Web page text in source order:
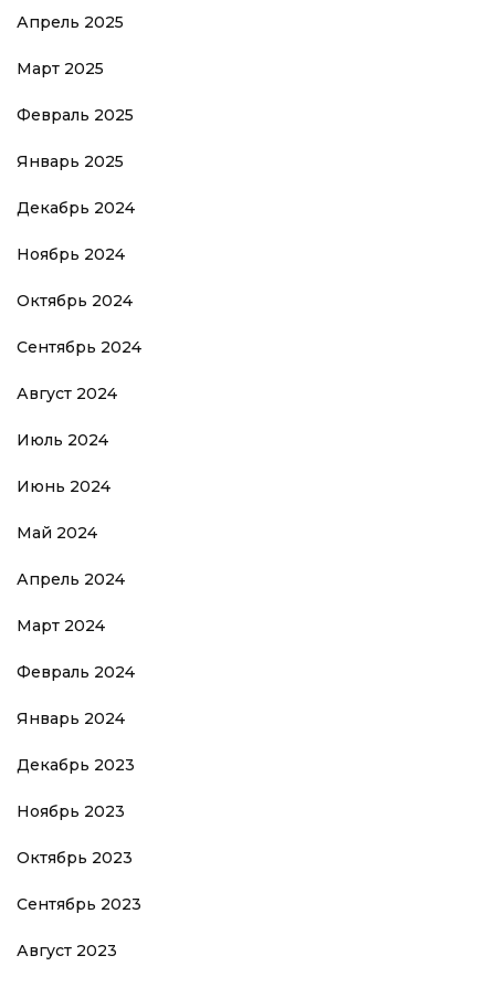
Апрель 2025
Март 2025
Февраль 2025
Январь 2025
Декабрь 2024
Ноябрь 2024
Октябрь 2024
Сентябрь 2024
Август 2024
Июль 2024
Июнь 2024
Май 2024
Апрель 2024
Март 2024
Февраль 2024
Январь 2024
Декабрь 2023
Ноябрь 2023
Октябрь 2023
Сентябрь 2023
Август 2023